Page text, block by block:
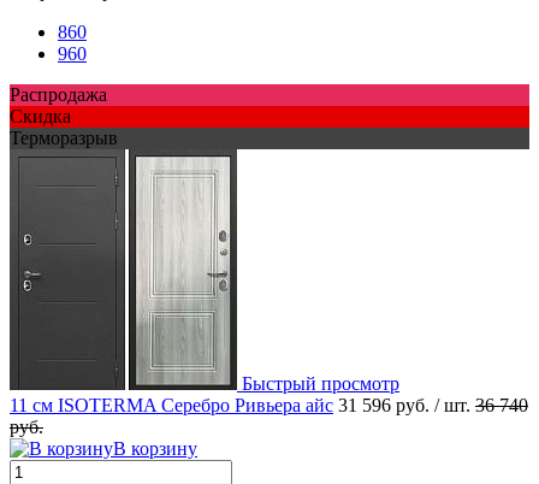
860
960
Распродажа
Скидка
Терморазрыв
Быстрый просмотр
11 см ISOTERMA Серебро Ривьера айс 31 596 руб. / шт. 36 740
руб.
В корзину